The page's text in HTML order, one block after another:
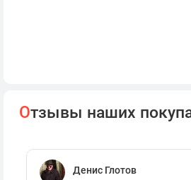
Отзывы наших
Денис Глотов